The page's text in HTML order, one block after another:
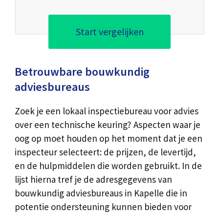
Start vergelijken
Betrouwbare bouwkundig
adviesbureaus
Zoek je een lokaal inspectiebureau voor advies
over een technische keuring? Aspecten waar je
oog op moet houden op het moment dat je een
inspecteur selecteert: de prijzen, de levertijd,
en de hulpmiddelen die worden gebruikt. In de
lijst hierna tref je de adresgegevens van
bouwkundig adviesbureaus in Kapelle die in
potentie ondersteuning kunnen bieden voor